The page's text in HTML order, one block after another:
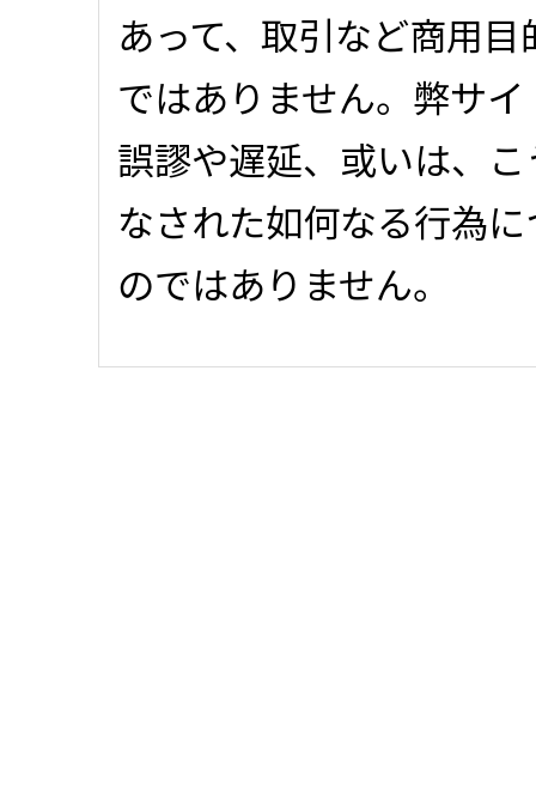
あって、取引など商用
ではありません。弊サ
誤謬や遅延、或いは、
なされた如何なる行為
のではありません。